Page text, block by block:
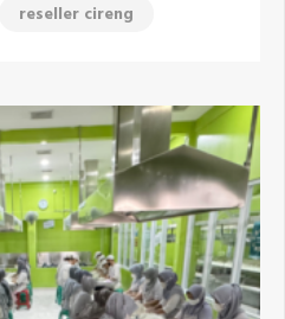
reseller cireng